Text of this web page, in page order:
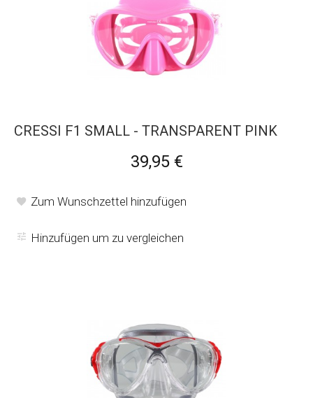
CRESSI F1 SMALL - TRANSPARENT PINK
39,95 €
Zum Wunschzettel hinzufügen
Hinzufügen um zu vergleichen